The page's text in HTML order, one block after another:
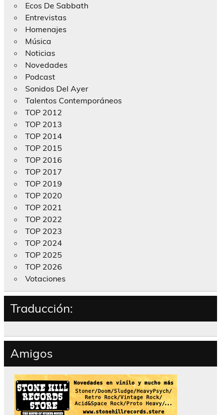
Ecos De Sabbath
Entrevistas
Homenajes
Música
Noticias
Novedades
Podcast
Sonidos Del Ayer
Talentos Contemporáneos
TOP 2012
TOP 2013
TOP 2014
TOP 2015
TOP 2016
TOP 2017
TOP 2019
TOP 2020
TOP 2021
TOP 2022
TOP 2023
TOP 2024
TOP 2025
TOP 2026
Votaciones
Traducción:
Amigos